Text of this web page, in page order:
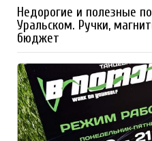
Недорогие и полезные
Уральском. Ручки,
бюджет